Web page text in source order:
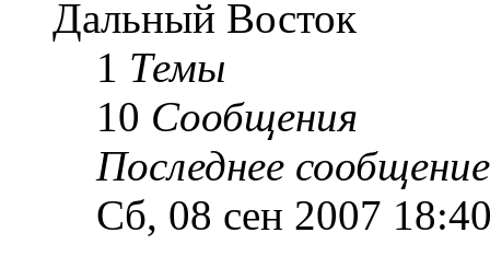
Дальный Восток
1 Темы
10 Сообщения
Последнее сообщение
Сб, 08 сен 2007